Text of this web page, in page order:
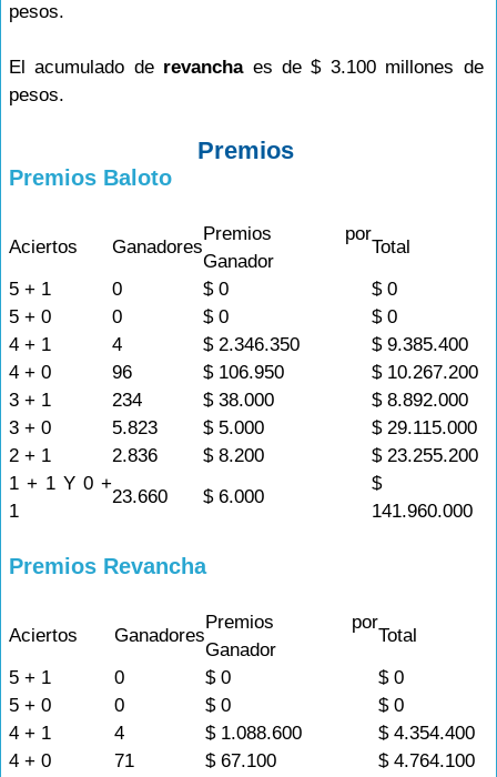
pesos.
El acumulado de revanchaes de $ 3.100 millones de
pesos.
Premios
Premios Baloto
Aciertos Ganadores
Premios por
Ganador
Total
5 + 1
0 $ 0
$ 0
5 + 0
0 $ 0
$ 0
4 + 1
4 $ 2.346.350
$ 9.385.400
4 + 0
96 $ 106.950
$ 10.267.200
3 + 1
234 $ 38.000
$ 8.892.000
3 + 0
5.823 $ 5.000
$ 29.115.000
2 + 1
2.836 $ 8.200
$ 23.255.200
1 + 1 Y 0 +
1
23.660 $ 6.000
$
141.960.000
Premios Revancha
Aciertos Ganadores
Premios por
Ganador
Total
5 + 1
0 $ 0
$ 0
5 + 0
0 $ 0
$ 0
4 + 1
4 $ 1.088.600
$ 4.354.400
4 + 0
71 $ 67.100
$ 4.764.100